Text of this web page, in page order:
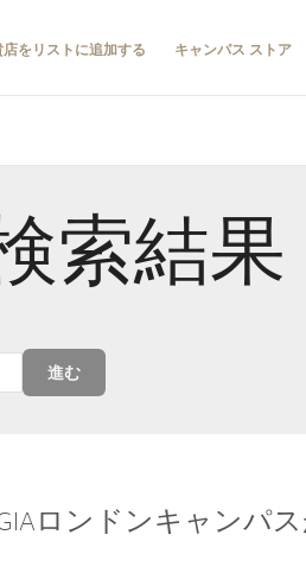
店をリストに追加する キャンパス ストア
索結果
進む
ロンドンキャンパ